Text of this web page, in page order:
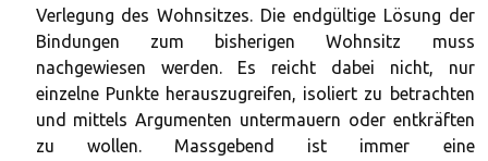
Verlegung des Wohnsitzes. Die endgültige Lösung der
Bindungen zum bisherigen Wohnsitz muss
nachgewiesen werden. Es reicht dabei nicht, nur
einzelne Punkte herauszugreifen, isoliert zu betrachten
und mittels Argumenten untermauern oder entkräften
zu wollen. Massgebend ist immer eine